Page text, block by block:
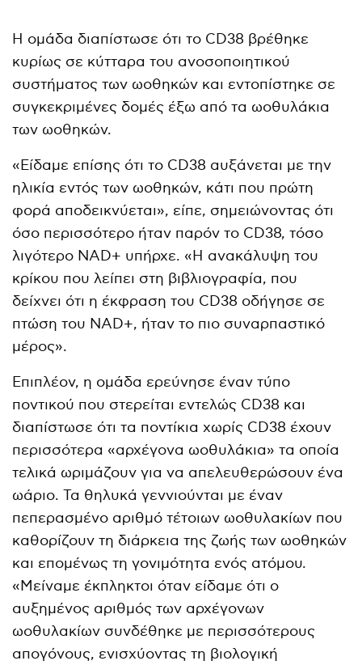
Η ομάδα διαπίστωσε ότι το CD38 βρέθηκε
κυρίως σε κύτταρα του ανοσοποιητικού
συστήματος των ωοθηκών και εντοπίστηκε σε
συγκεκριμένες δομές έξω από τα ωοθυλάκια
των ωοθηκών.
«Είδαμε επίσης ότι το CD38 αυξάνεται με την
ηλικία εντός των ωοθηκών, κάτι που πρώτη
φορά αποδεικνύεται», είπε, σημειώνοντας ότι
όσο περισσότερο ήταν παρόν το CD38, τόσο
λιγότερο NAD+ υπήρχε. «Η ανακάλυψη του
κρίκου που λείπει στη βιβλιογραφία, που
δείχνει ότι η έκφραση του CD38 οδήγησε σε
πτώση του NAD+, ήταν το πιο συναρπαστικό
μέρος».
Επιπλέον, η ομάδα ερεύνησε έναν τύπο
ποντικού που στερείται εντελώς CD38 και
διαπίστωσε ότι τα ποντίκια χωρίς CD38 έχουν
περισσότερα «αρχέγονα ωοθυλάκια» τα οποία
τελικά ωριμάζουν για να απελευθερώσουν ένα
ωάριο. Τα θηλυκά γεννιούνται με έναν
πεπερασμένο αριθμό τέτοιων ωοθυλακίων που
καθορίζουν τη διάρκεια της ζωής των ωοθηκών
και επομένως τη γονιμότητα ενός ατόμου.
«Μείναμε έκπληκτοι όταν είδαμε ότι ο
αυξημένος αριθμός των αρχέγονων
ωοθυλακίων συνδέθηκε με περισσότερους
απογόνους, ενισχύοντας τη βιολογική